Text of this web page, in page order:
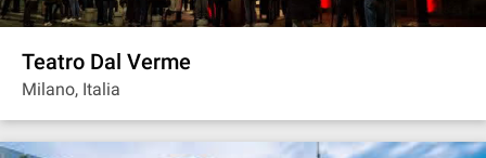
Teatro Dal Verme
Milano, Italia